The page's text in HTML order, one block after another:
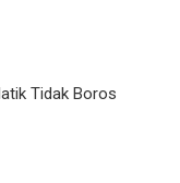
Tidak Boros